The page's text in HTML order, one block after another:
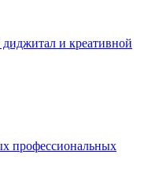
и креативной
профессиональных